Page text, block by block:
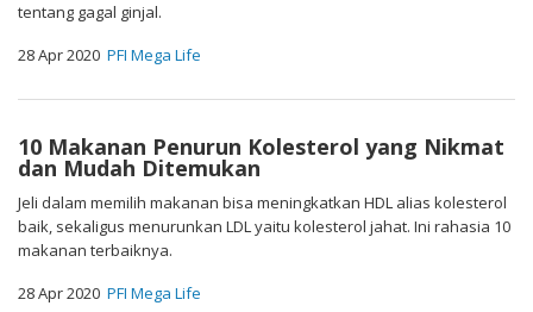
tentang gagal ginjal.
28 Apr 2020 PFI Mega Life
10 Makanan Penurun Kolesterol yang Nikmat
dan Mudah Ditemukan
Jeli dalam memilih makanan bisa meningkatkan HDL alias kolesterol
baik, sekaligus menurunkan LDL yaitu kolesterol jahat. Ini rahasia 10
makanan terbaiknya.
28 Apr 2020 PFI Mega Life